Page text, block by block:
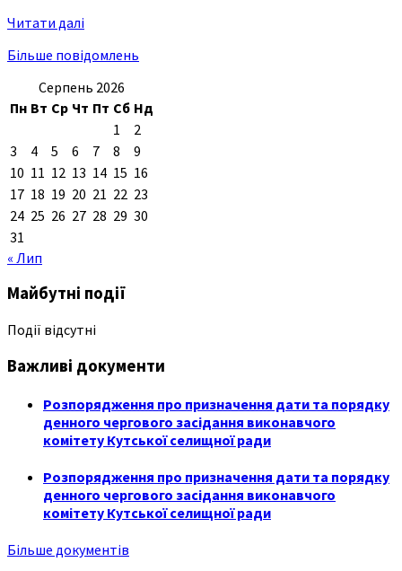
Читати далі
Більше повідомлень
Серпень 2026
Пн Вт Ср Чт Пт Сб Нд
1
2
3
4 5 6 7 8
9
10 11 12 13 14 15 16
17 18 19 20 21 22 23
24 25 26 27 28 29 30
31
« Лип
Майбутні події
Події відсутні
Важливі документи
Розпорядження про призначення дати та порядку
денного чергового засідання виконавчого
комітету Кутської селищної ради
Розпорядження про призначення дати та порядку
денного чергового засідання виконавчого
комітету Кутської селищної ради
Більше документів